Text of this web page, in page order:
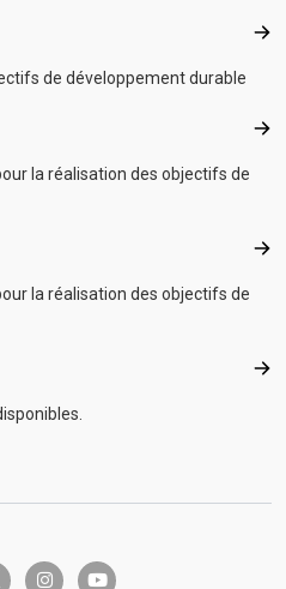
Agir
de développement durable
la réalisation des objectifs de
la réalisation des objectifs de
x instagramyoutube